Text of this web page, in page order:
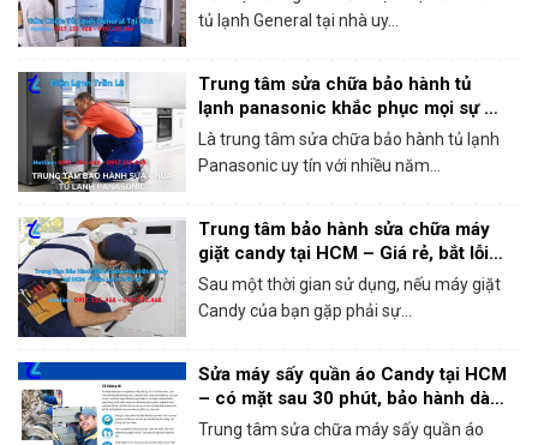
tủ lạnh General tại nhà uy...
Trung tâm sửa chữa bảo hành tủ
lạnh panasonic khắc phục mọi sự cố
trong 1 lần gọi
Là trung tâm sửa chữa bảo hành tủ lạnh
Panasonic uy tín với nhiều năm...
Trung tâm bảo hành sửa chữa máy
giặt candy tại HCM – Giá rẻ, bắt lỗi
chính xác 100%
Sau một thời gian sử dụng, nếu máy giặt
Candy của bạn gặp phải sự...
Sửa máy sấy quần áo Candy tại HCM
– có mặt sau 30 phút, bảo hành dài
hạn!
Trung tâm sửa chữa máy sấy quần áo